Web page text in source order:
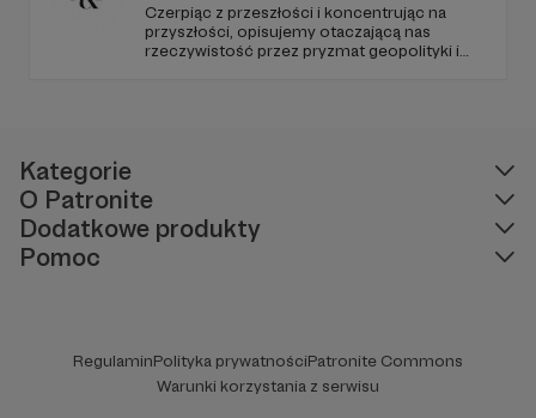
Czerpiąc z przeszłości i koncentrując na
przyszłości, opisujemy otaczającą nas
rzeczywistość przez pryzmat geopolityki i
Kategorie
O Patronite
Dodatkowe produkty
Pomoc
RegulaminPolityka prywatnościPatronite Commons
Warunki korzystania z serwisu